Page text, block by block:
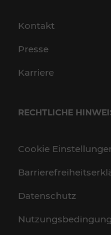
Kontakt
Presse
Karriere
RECHTLICHE
Cookie
Datenschutz